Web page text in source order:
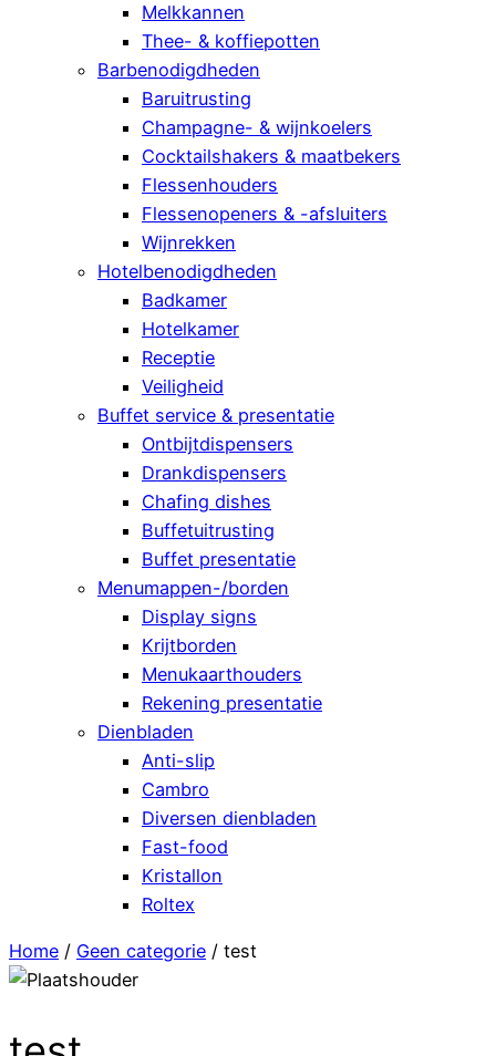
Melkkannen
Thee- & koffiepotten
Barbenodigdheden
Baruitrusting
Champagne- & wijnkoelers
Cocktailshakers & maatbekers
Flessenhouders
Flessenopeners & -afsluiters
Wijnrekken
Hotelbenodigdheden
Badkamer
Hotelkamer
Receptie
Veiligheid
Buffet service & presentatie
Ontbijtdispensers
Drankdispensers
Chafing dishes
Buffetuitrusting
Buffet presentatie
Menumappen-/borden
Display signs
Krijtborden
Menukaarthouders
Rekening presentatie
Dienbladen
Anti-slip
Cambro
Diversen dienbladen
Fast-food
Kristallon
Roltex
Home / Geen categorie / test